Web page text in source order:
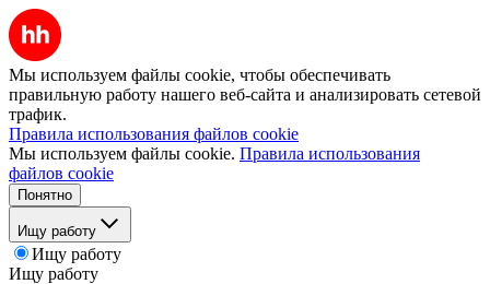
Мы используем файлы cookie, чтобы обеспечивать
правильную работу нашего веб-сайта и анализировать сетевой
трафик.
Правила использования файлов cookie
Мы используем файлы cookie. Правила использования
файлов cookie
Понятно
Ищу работу
Ищу работу
Ищу работу